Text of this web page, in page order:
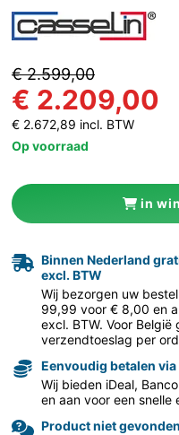
€ 2.599,00
€ 2.209,00
€ 2.672,89 incl. BTW
Op voorraad
in
Binnen Nederland
excl. BTW
Wij bezorgen uw
99,99 voor € 8,00 en
excl. BTW. Voor
verzendtoeslag per
Eenvoudig betalen
Wij bieden iDeal,
en aan voor een snelle
Product niet